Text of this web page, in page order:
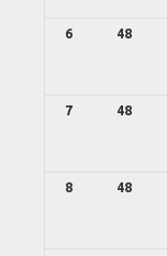
6 48
7 48
8 48